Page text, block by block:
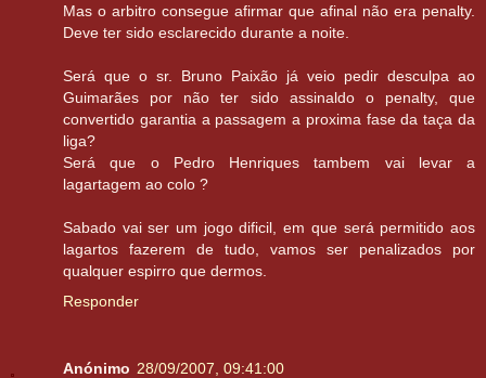
Mas o arbitro consegue afirmar que afinal não era penalty.
Deve ter sido esclarecido durante a noite.
Será que o sr. Bruno Paixão já veio pedir desculpa ao
Guimarães por não ter sido assinaldo o penalty, que
convertido garantia a passagem a proxima fase da taça da
liga?
Será que o Pedro Henriques tambem vai levar a
lagartagem ao colo ?
Sabado vai ser um jogo dificil, em que será permitido aos
lagartos fazerem de tudo, vamos ser penalizados por
qualquer espirro que dermos.
Responder
Anónimo 28/09/2007, 09:41:00